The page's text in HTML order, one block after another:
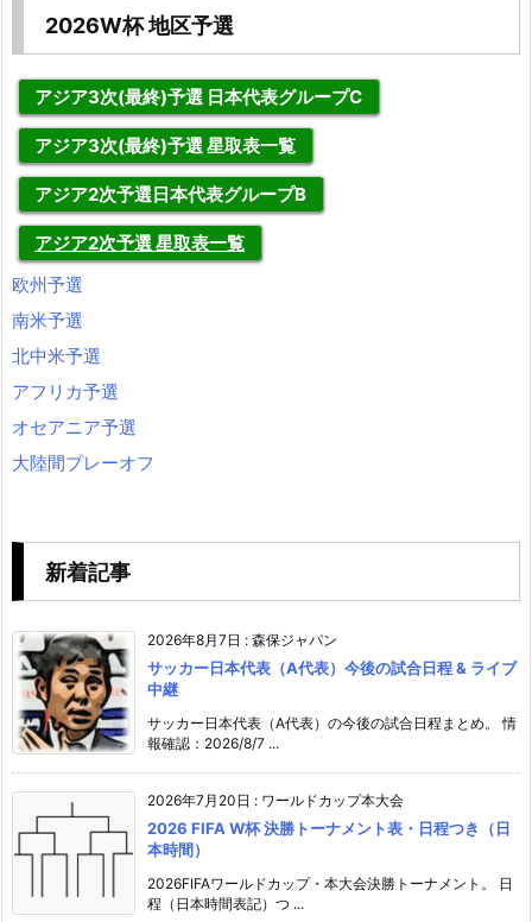
2026W杯 地区予選
アジア3次(最終)予選 日本代表グループC
アジア3次(最終)予選 星取表一覧
アジア2次予選日本代表グループB
アジア2次予選 星取表一覧
欧州予選
南米予選
北中米予選
アフリカ予選
オセアニア予選
大陸間プレーオフ
新着記事
2026年8月7日 : 森保ジャパン
サッカー日本代表（A代表）今後の試合日程 & ライブ
中継
サッカー日本代表（A代表）の今後の試合日程まとめ。 情
報確認：2026/8/7 ...
2026年7月20日 : ワールドカップ本大会
2026 FIFA W杯 決勝トーナメント表・日程つき（日
本時間）
2026FIFAワールドカップ・本大会決勝トーナメント。 日
程（日本時間表記）つ ...